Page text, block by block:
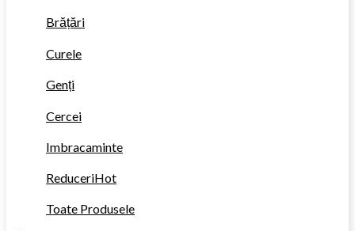
Brățări
Curele
Genți
Cercei
Imbracaminte
ReduceriHot
Toate Produsele